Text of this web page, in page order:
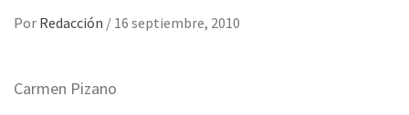
Por Redacción / 16 septiembre, 2010
Carmen Pizano